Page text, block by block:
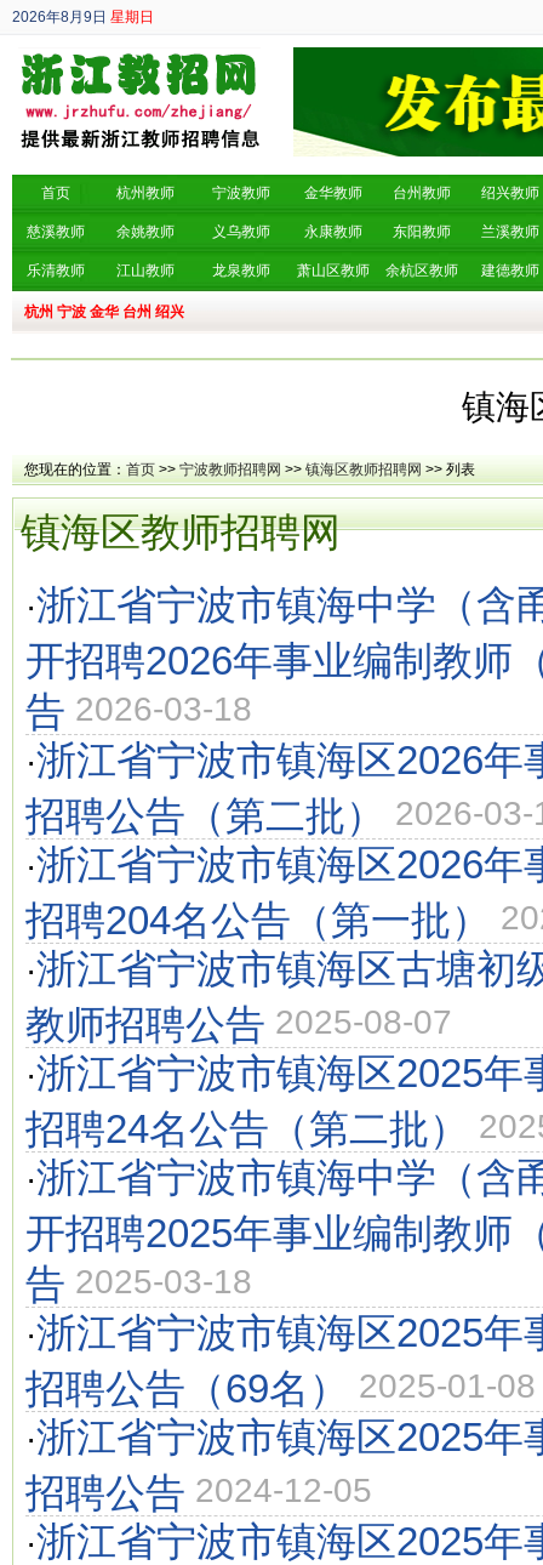
2026年8月9日 星期日
丙午年 六月廿七
首页 杭州教师 宁波教师 金华教师 台州教师 绍兴教师
慈溪教师 余姚教师 义乌教师 永康教师 东阳教师 兰溪教师
乐清教师 江山教师 龙泉教师 萧山区教师 余杭区教师 建德教师
杭州 宁波 金华 台州 绍兴
镇海
您现在的位置： 首页 >> 宁波教师招聘网 >> 镇海区教师招聘网 >> 列表
镇海区教师招聘网
·浙江省宁波市镇海中学（含
开招聘2026年事业编制教师
告 2026-03-18
·浙江省宁波市镇海区2026年
招聘公告（第二批）
2026-03-
·浙江省宁波市镇海区2026年
招聘204名公告（第一批）
·浙江省宁波市镇海区古塘初
教师招聘公告 2025-08-07
·浙江省宁波市镇海区2025年
招聘24名公告（第二批）
·浙江省宁波市镇海中学（含
开招聘2025年事业编制教师
告 2025-03-18
·浙江省宁波市镇海区2025年
招聘公告（69名）
2025-01-08
·浙江省宁波市镇海区2025年
招聘公告 2024-12-05
·浙江省宁波市镇海区2025年